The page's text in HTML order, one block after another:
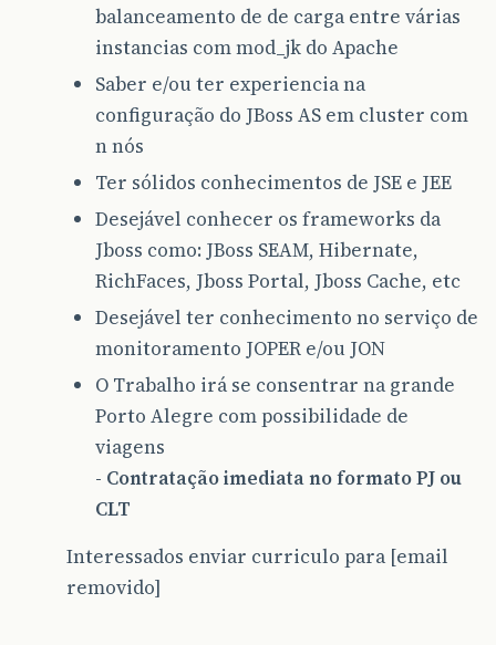
balanceamento de de carga entre várias
instancias com mod_jk do Apache
Saber e/ou ter experiencia na
configuração do JBoss AS em cluster com
n nós
Ter sólidos conhecimentos de JSE e JEE
Desejável conhecer os frameworks da
Jboss como: JBoss SEAM, Hibernate,
RichFaces, Jboss Portal, Jboss Cache, etc
Desejável ter conhecimento no serviço de
monitoramento JOPER e/ou JON
O Trabalho irá se consentrar na grande
Porto Alegre com possibilidade de
viagens
- Contratação imediata no formato PJ ou
CLT
Interessados enviar curriculo para [email
removido]